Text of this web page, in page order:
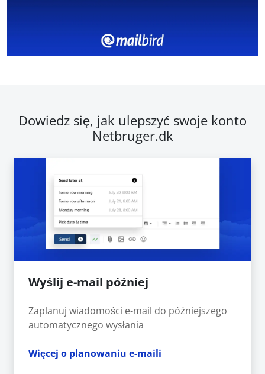
Dowiedz się, jak ulepszyć swoje konto
Netbruger.dk
Wyślij e-mail później
Zaplanuj wiadomości e-mail do późniejszego
automatycznego wysłania
Więcej o planowaniu e-maili